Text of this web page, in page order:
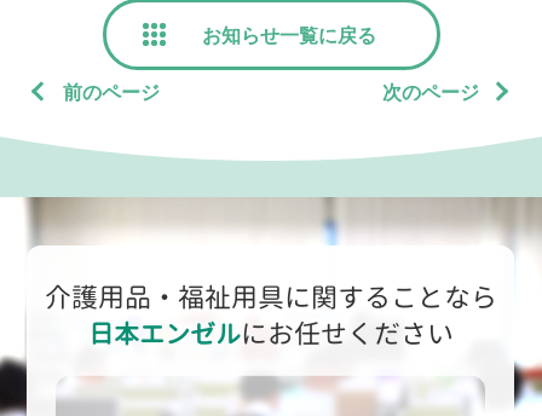
前のページ
お知らせ一覧に戻る
次のページ
介護用品・福祉用具に関することなら
日本エンゼルにお任せください